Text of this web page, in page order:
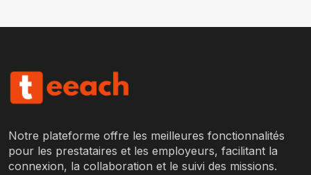
Notre plateforme offre les meilleures fonctionnalités
pour les prestataires et les employeurs, facilitant la
connexion, la collaboration et le suivi des missions.